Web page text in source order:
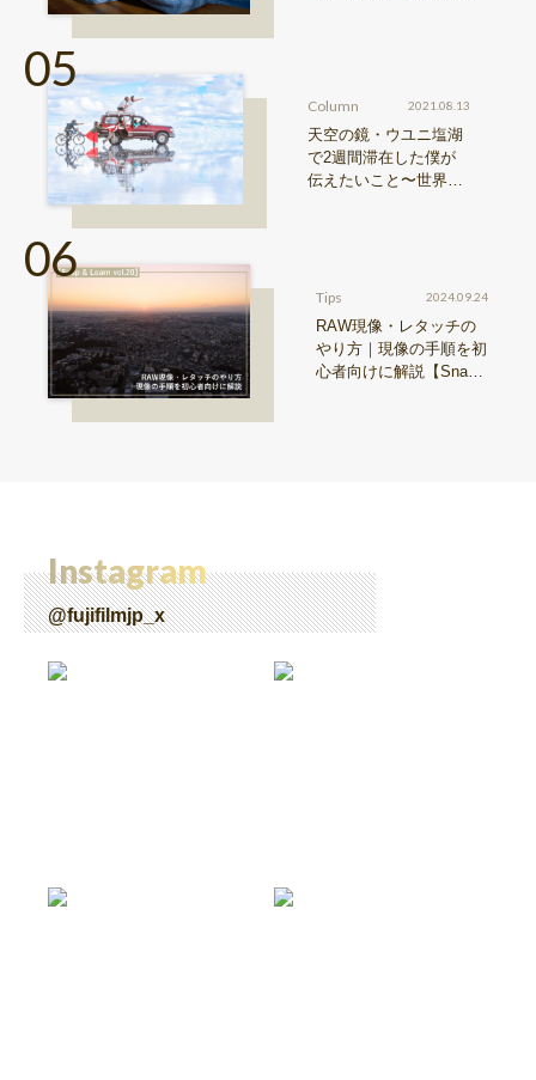
Column 2021.08.13
天空の鏡・ウユニ塩湖
で2週間滞在した僕が
伝えたいこと〜世界の
Tips 2024.09.24
RAW現像・レタッチの
やり方｜現像の手順を初
心者向けに解説【Snap
Instagram
@fujifilmjp_x